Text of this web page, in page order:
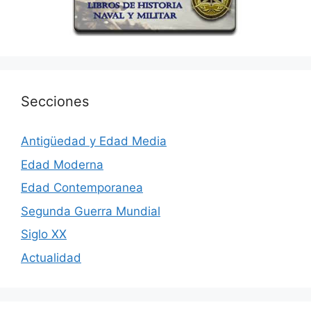
Secciones
Antigüedad y Edad Media
Edad Moderna
Edad Contemporanea
Segunda Guerra Mundial
Siglo XX
Actualidad